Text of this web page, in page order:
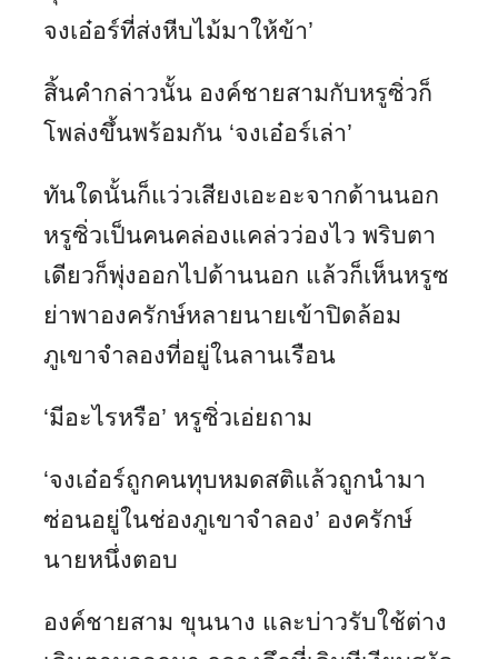
จงเอ๋อร์ที่ส่งหีบไม้มาให้ข้า’
สิ้นคำกล่าวนั้น องค์ชายสามกับหรูซิ่วก็
โพล่งขึ้นพร้อมกัน ‘จงเอ๋อร์เล่า’
ทันใดนั้นก็แว่วเสียงเอะอะจากด้านนอก
หรูซิ่วเป็นคนคล่องแคล่วว่องไว พริบตา
เดียวก็พุ่งออกไปด้านนอก แล้วก็เห็นหรูซ
ย่าพาองครักษ์หลายนายเข้าปิดล้อม
ภูเขาจำลองที่อยู่ในลานเรือน
‘มีอะไรหรือ’ หรูซิ่วเอ่ยถาม
‘จงเอ๋อร์ถูกคนทุบหมดสติแล้วถูกนำมา
ซ่อนอยู่ในช่องภูเขาจำลอง’ องครักษ์
นายหนึ่งตอบ
องค์ชายสาม ขุนนาง และบ่าวรับใช้ต่าง